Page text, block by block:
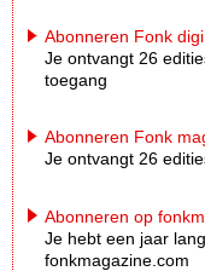
Abonneren Fonk
Je ontvangt 26
toegang
Abonneren Fonk
Je ontvangt 26
Abonneren op
Je hebt een jaar
fonkmagazine.com